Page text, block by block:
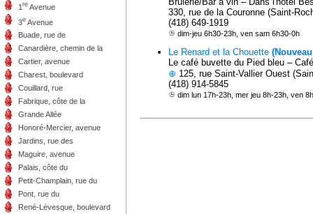
330, rue de la Couronne (Saint-
(418) 649-1919
dim-jeu 6h30-23h, ven sam 6h30-0h
Le Renard et la Chouette
Le café buvette du Pied bleu –
⊕ 125, rue Saint-Vallier Ouest
(418) 914-5845
dim lun 17h-23h, mer jeu 8h-23h, ven
1 re Avenue
3e Avenue
Buade, rue de
Canardière, chemin de la
Cartier, avenue
Charest, boulevard
Couillard, rue
Fabrique, côte de la
Grande Allée
Honoré-Mercier, avenue
Jardins, rue des
Maguire, avenue
Palais, côte du
Petit-Champlain, rue du
Pont, rue du
René-Lévesque, boulevard